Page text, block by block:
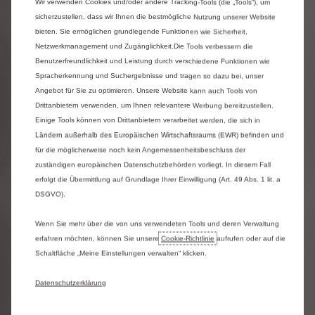
Januar 2026
Team D Einkleidung
für Mailand Cortina
Ein Team – ein gemeinsamer Spirit!
Das war die Inspiration für die Team D
Bekleidung, die vom 7. bis 20. Januar in
München an die SportlerInnen und
weitere Personen aus Team D und
Team D Paralympics übergeben wurde.
mit jeweils rund 70 Kleidungsstücken
ausgestattet, die nun in Mailand
Cortina zum Einsatz
Kollektion ist der Team D Partner
Wir verwenden Cookies und/oder andere Tracking-Tools (die „Tools“), um
sicherzustellen, dass wir Ihnen die bestmögliche Nutzung unserer Website
bieten. Sie ermöglichen grundlegende Funktionen wie Sicherheit,
Netzwerkmanagement und Zugänglichkeit.Die Tools verbessern die
Benutzerfreundlichkeit und Leistung durch verschiedene Funktionen wie
Spracherkennung und Suchergebnisse und tragen so dazu bei, unser
Angebot für Sie zu optimieren. Unsere Website kann auch Tools von
Drittanbietern verwenden, um Ihnen relevantere Werbung bereitzustellen.
Einige Tools können von Drittanbietern verarbeitet werden, die sich in
Ländern außerhalb des Europäischen Wirtschaftsraums (EWR) befinden und
für die möglicherweise noch kein Angemessenheitsbeschluss der
zuständigen europäischen Datenschutzbehörden vorliegt. In diesem Fall
erfolgt die Übermittlung auf Grundlage Ihrer Einwilligung (Art. 49 Abs. 1 lit. a
DSGVO).
Wenn Sie mehr über die von uns verwendeten Tools und deren Verwaltung
erfahren möchten, können Sie unsere Cookie‑Richtlinie aufrufen oder auf die
Schaltfläche „Meine Einstellungen verwalten“ klicken.
Datenschutzerklärung